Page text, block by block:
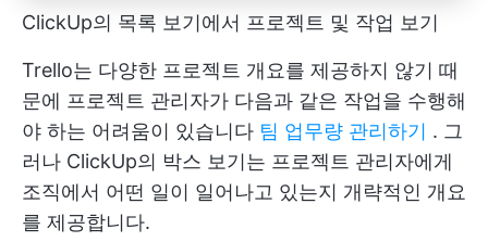
ClickUp의 목록 보기에서 프로젝트 및 작업 보기
Trello는 다양한 프로젝트 개요를 제공하지 않기 때
문에 프로젝트 관리자가 다음과 같은 작업을 수행해
야 하는 어려움이 있습니다 팀 업무량 관리하기 . 그
러나 ClickUp의 박스 보기는 프로젝트 관리자에게
조직에서 어떤 일이 일어나고 있는지 개략적인 개요
를 제공합니다.